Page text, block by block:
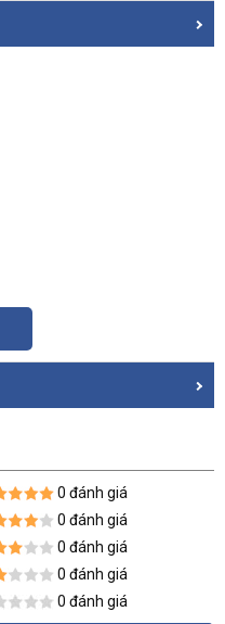
0 đánh giá
0 đánh giá
0 đánh giá
0 đánh giá
0 đánh giá